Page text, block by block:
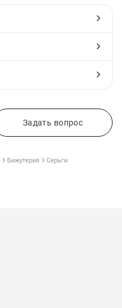
Задать вопрос
Бижутерия Серьги